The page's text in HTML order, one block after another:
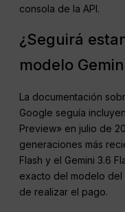
consola de la API.
¿Seguirá
modelo
La documentación
Google seguía
Preview» en julio de
generaciones más
Flash y el Gemini 3.6
exacto del modelo
de realizar el pago.